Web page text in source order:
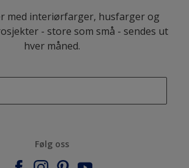
med interiørfarger, husfarger og
- store som små - sendes ut
hver måned.
Følg oss